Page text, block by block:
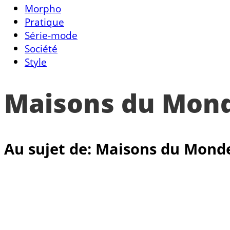
Morpho
Pratique
Série-mode
Société
Style
Maisons du
Au sujet de: Maisons du